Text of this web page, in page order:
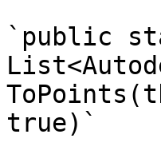
`public
true)`